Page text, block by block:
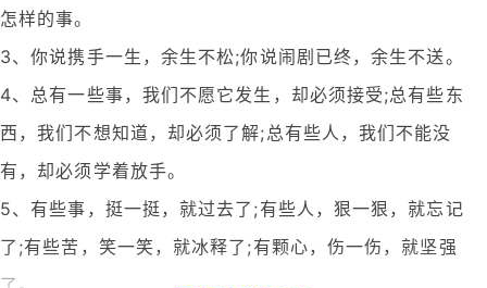
怎样的事。
3、你说携手一生，余生不松;你说闹剧已终，余生不送。
4、总有一些事，我们不愿它发生，却必须接受;总有些东
西，我们不想知道，却必须了解;总有些人，我们不能没
有，却必须学着放手。
5、有些事，挺一挺，就过去了;有些人，狠一狠，就忘记
了;有些苦，笑一笑，就冰释了;有颗心，伤一伤，就坚强